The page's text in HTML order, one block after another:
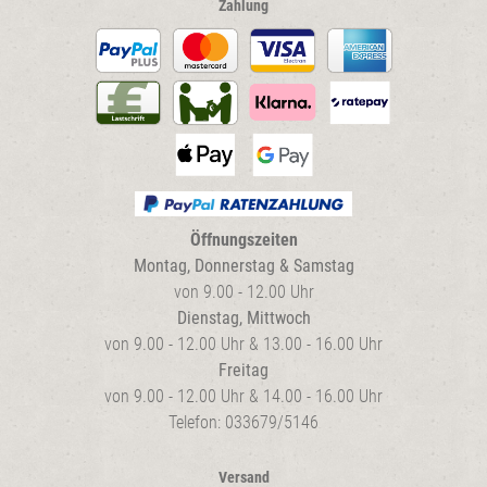
Zahlung
Öffnungszeiten
Montag, Donnerstag & Samstag
von 9.00 - 12.00 Uhr
Dienstag, Mittwoch
von 9.00 - 12.00 Uhr & 13.00 - 16.00 Uhr
Freitag
von 9.00 - 12.00 Uhr & 14.00 - 16.00 Uhr
Telefon: 033679/5146
Versand